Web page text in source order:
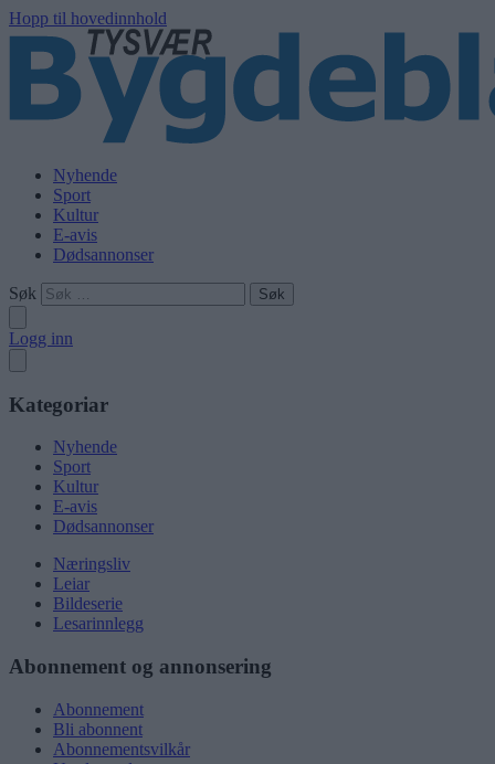
Hopp til hovedinnhold
Nyhende
Sport
Kultur
E-avis
Dødsannonser
Søk
Logg inn
Kategoriar
Nyhende
Sport
Kultur
E-avis
Dødsannonser
Næringsliv
Leiar
Bildeserie
Lesarinnlegg
Abonnement og annonsering
Abonnement
Bli abonnent
Abonnementsvilkår